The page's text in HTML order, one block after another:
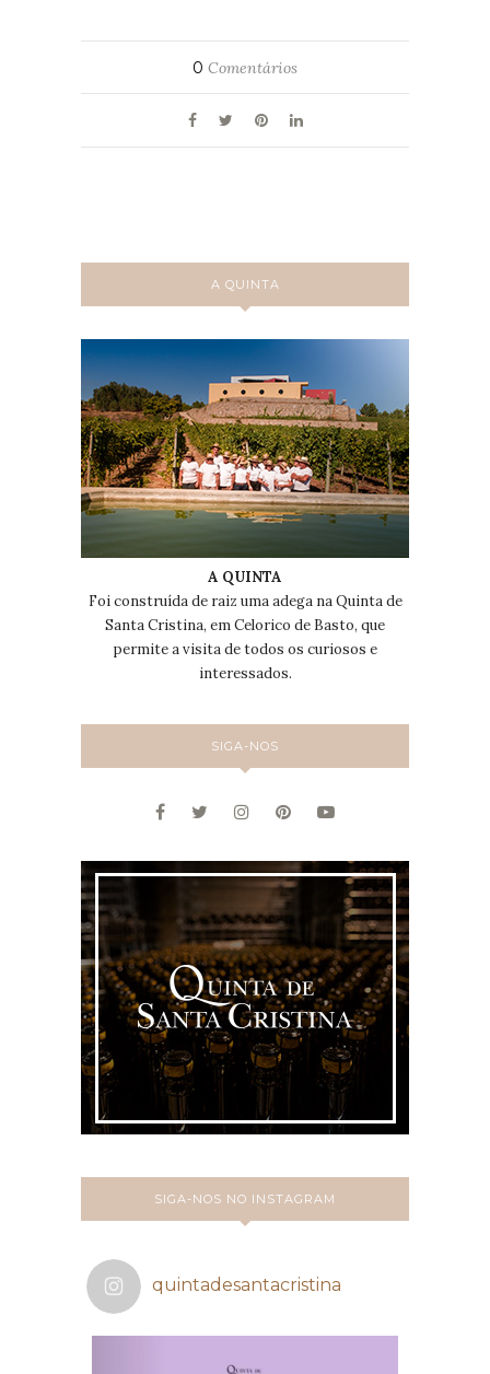
0 Comentários
A QUINTA
A QUINTA
Foi construída de raiz uma adega na Quinta de
Santa Cristina, em Celorico de Basto, que
permite a visita de todos os curiosos e
interessados.
SIGA-NOS
SIGA-NOS NO INSTAGRAM
quintadesantacristina